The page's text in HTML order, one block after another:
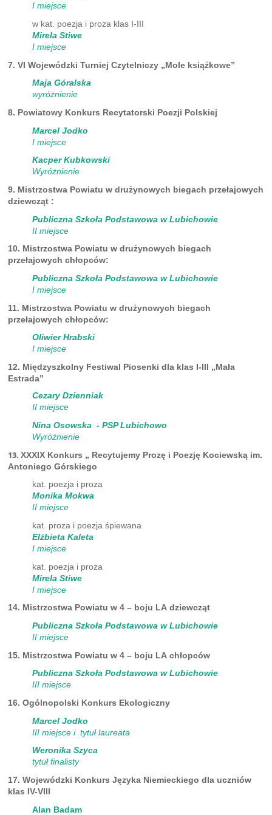
I miejsce
w kat. poezja i proza klas I-III
Mirela Stiwe
I miejsce
7. VI Wojewódzki Turniej Czytelniczy „Mole książkowe”
Maja Góralska
wyróżnienie
8. Powiatowy Konkurs Recytatorski Poezji Polskiej
Marcel Jodko
I miejsce
Kacper Kubkowski
Wyróżnienie
9. Mistrzostwa Powiatu w drużynowych biegach przełajowych
dziewcząt :
Publiczna Szkoła Podstawowa w Lubichowie
II miejsce
10. Mistrzostwa Powiatu w drużynowych biegach
przełajowych chłopców:
Publiczna Szkoła Podstawowa w Lubichowie
I miejsce
11. Mistrzostwa Powiatu w drużynowych biegach
przełajowych chłopców:
Oliwier Hrabski
I miejsce
12. Międzyszkolny Festiwal Piosenki dla klas I-III „Mała
Estrada”
Cezary Dzienniak
II miejsce
Nina Osowska - PSP Lubichowo
Wyróżnienie
13.XXXIX Konkurs „ Recytujemy Prozę i Poezję Kociewską im.
Antoniego Górskiego
kat. poezja i proza
Monika Mokwa
II miejsce
kat. proza i poezja śpiewana
Elżbieta Kaleta
I miejsce
kat. poezja i proza
Mirela Stiwe
I miejsce
14. Mistrzostwa Powiatu w 4 – boju LA dziewcząt
Publiczna Szkoła Podstawowa w Lubichowie
II miejsce
15. Mistrzostwa Powiatu w 4 – boju LA chłopców
Publiczna Szkoła Podstawowa w Lubichowie
III miejsce
16. Ogólnopolski Konkurs Ekologiczny
Marcel Jodko
III miejsce i tytuł laureata
Weronika Szyca
tytuł finalisty
17.Wojewódzki Konkurs Języka Niemieckiego dla uczniów
klas IV-VIII
Alan Badam